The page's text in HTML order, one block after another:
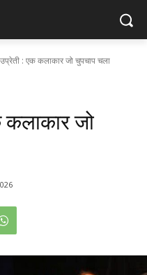
: एक कलाकार जो चुपचाप चला
कलाकार जो